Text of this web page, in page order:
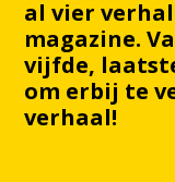
al vier
magazine.
vijfde,
om erbij te
verhaal!